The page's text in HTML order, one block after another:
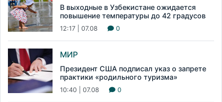
В выходные в Узбекистане ожидается
повышение температуры до 42 градусов
12:17 | 07.08 0
МИР
Президент США подписал указ о запрете
практики «родильного туризма»
10:40 | 07.08 0